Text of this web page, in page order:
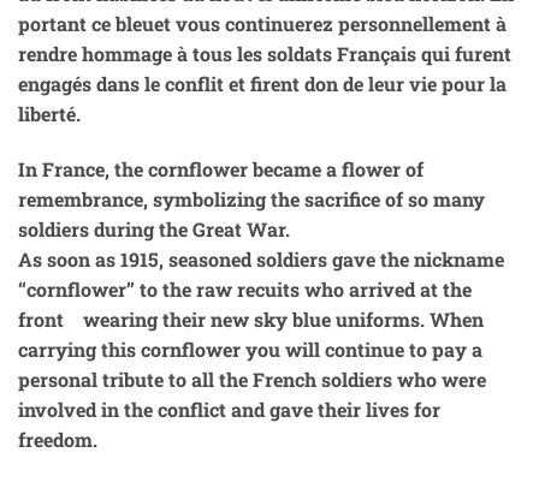
portant ce bleuet vous continuerez personnellement à
rendre hommage à tous les soldats Français qui furent
engagés dans le conflit et firent don de leur vie pour la
liberté.
In France, the cornflower became a flower of
remembrance, symbolizing the sacrifice of so many
soldiers during the Great War.
As soon as 1915, seasoned soldiers gave the nickname
‘‘cornflower’’ to the raw recuits who arrived at the
front wearing their new sky blue uniforms. When
carrying this cornflower you will continue to pay a
personal tribute to all the French soldiers who were
involved in the conflict and gave their lives for
freedom.